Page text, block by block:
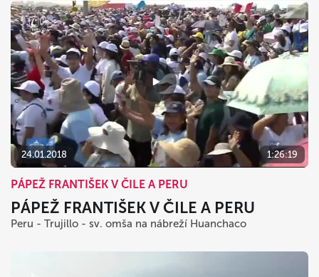
24.01.2018 1:26:19
PÁPEŽ FRANTIŠEK V ČILE A PERU
PÁPEŽ FRANTIŠEK V ČILE A PERU
Peru - Trujillo - sv. omša na nábreží Huanchaco